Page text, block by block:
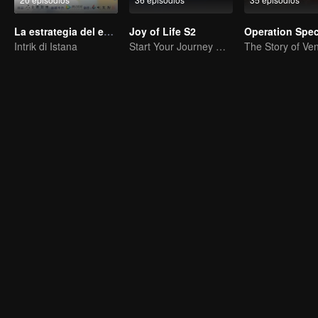
La estrategia del emperador
Intrik di Istana
Joy of Life S2
Start Your Journey With Fan Xian Again